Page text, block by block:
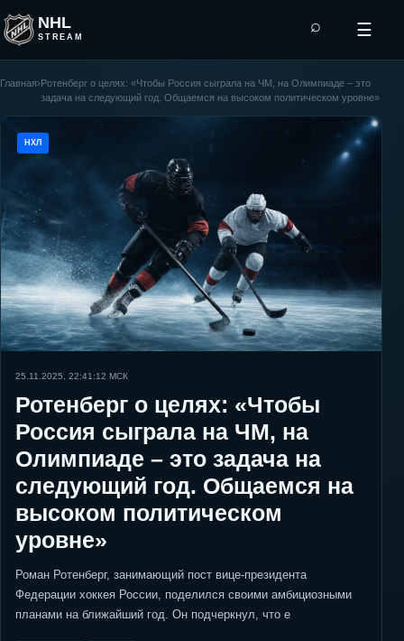
NHL
STREAM
⌕ ☰
Главная›Ротенберг о целях: «Чтобы Россия сыграла на ЧМ, на Олимпиаде – это
задача на следующий год. Общаемся на высоком политическом уровне»
НХЛ
25.11.2025, 22:41:12 МСК
Ротенберг о целях: «Чтобы
Россия сыграла на ЧМ, на
Олимпиаде – это задача на
следующий год. Общаемся на
высоком политическом
уровне»
Роман Ротенберг, занимающий пост вице-президента
Федерации хоккея России, поделился своими амбициозными
планами на ближайший год. Он подчеркнул, что е